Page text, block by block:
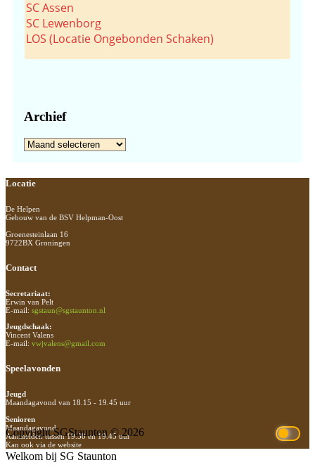
SC Assen
SC Lewenborg
LOS (Locatie Ongebonden Schaken)
Archief
Archief
Footer
Locatie
De Helpen
Gebouw van de BSV Helpman-Oost
Groenesteinlaan 16
9722BX Groningen
Contact
Secretariaat:
Erwin van Pelt
E-mail: sgstaun@sgstaunton.nl
Jeugdschaak:
Vincent Valens
E-mail: vwjvalens@gmail.com
Speelavonden
Jeugd
Maandagavond van 18.15 - 19.45 uur
Senioren
Maandagavond
Aanmelden tussen 19.30 en 19.45 uur
Kan ook via de website
Copyright SGStaunton © 2026
Welkom bij SG Staunton